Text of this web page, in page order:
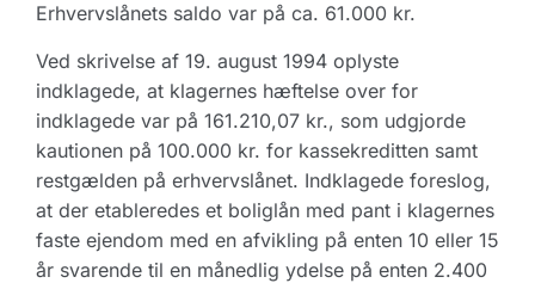
Erhvervslånets saldo var på ca. 61.000 kr.
Ved skrivelse af 19. august 1994 oplyste
indklagede, at klagernes hæftelse over for
indklagede var på 161.210,07 kr., som udgjorde
kautionen på 100.000 kr. for kassekreditten samt
restgælden på erhvervslånet. Indklagede foreslog,
at der etableredes et boliglån med pant i klagernes
faste ejendom med en afvikling på enten 10 eller 15
år svarende til en månedlig ydelse på enten 2.400